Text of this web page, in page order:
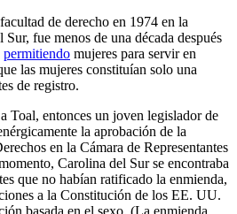
de derecho en 1974 en la
fue menos de una década después
permitiendo mujeres para servir en
las mujeres constituían solo una
de registro.
Toal, entonces un joven legislador de
la aprobación de la
en la Cámara de Representantes
Carolina del Sur se encontraba
que no habían ratificado la enmienda,
a la Constitución de los EE. UU.
basada en el sexo. (La enmienda